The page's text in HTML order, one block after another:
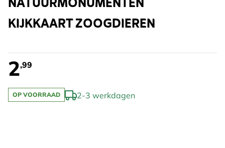
KIJKKAART ZOOGDIEREN
2,99
OP VOORRAAD 2-3 werkdagen